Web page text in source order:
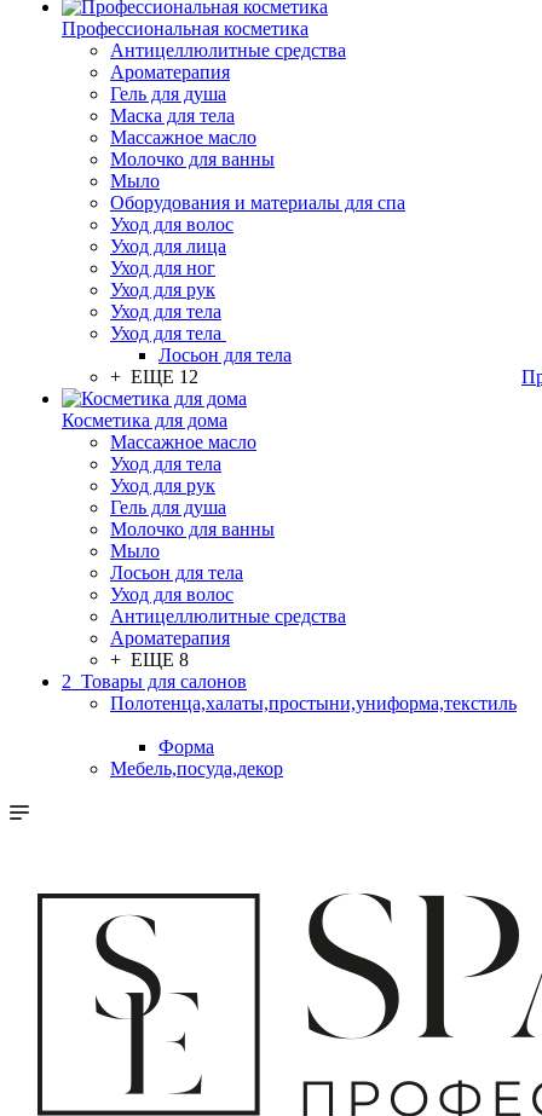
Профессиональная косметика
Антицеллюлитные средства
Ароматерапия
Гель для душа
Маска для тела
Массажное масло
Молочко для ванны
Мыло
Оборудования и материалы для спа
Уход для волос
Уход для лица
Уход для ног
Уход для рук
Уход для тела
Уход для тела
Лосьон для тела
+ ЕЩЕ 12
Косметика для дома
Массажное масло
Уход для тела
Уход для рук
Гель для душа
Молочко для ванны
Мыло
Лосьон для тела
Уход для волос
Антицеллюлитные средства
Ароматерапия
+ ЕЩЕ 8
2_Товары для салонов
Полотенца,халаты,простыни,униформа,текстиль
Форма
Мебель,посуда,декор